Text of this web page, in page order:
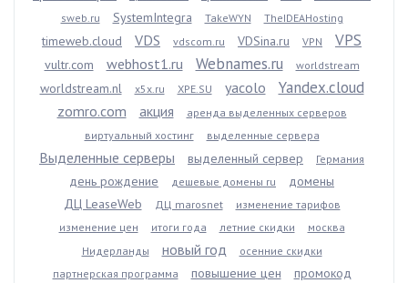
sweb.ru SystemIntegra TakeWYN TheIDEAHosting
timeweb.cloud VDS vdscom.ru VDSina.ru VPN VPS
vultr.com webhost1.ru Webnames.ru worldstream
worldstream.nl x5x.ru XPE.SU yacolo Yandex.cloud
zomro.com акция
аренда выделенных серверов
виртуальный хостинг
выделенные сервера
Выделенные серверы выделенный сервер Германия
день рождение дешевые домены ru
домены
ДЦ LeaseWeb
ДЦ marosnet
изменение тарифов
изменение цен
итоги года летние скидки
москва
Нидерланды
новый год
осенние скидки
партнерская программа
повышение цен промокод